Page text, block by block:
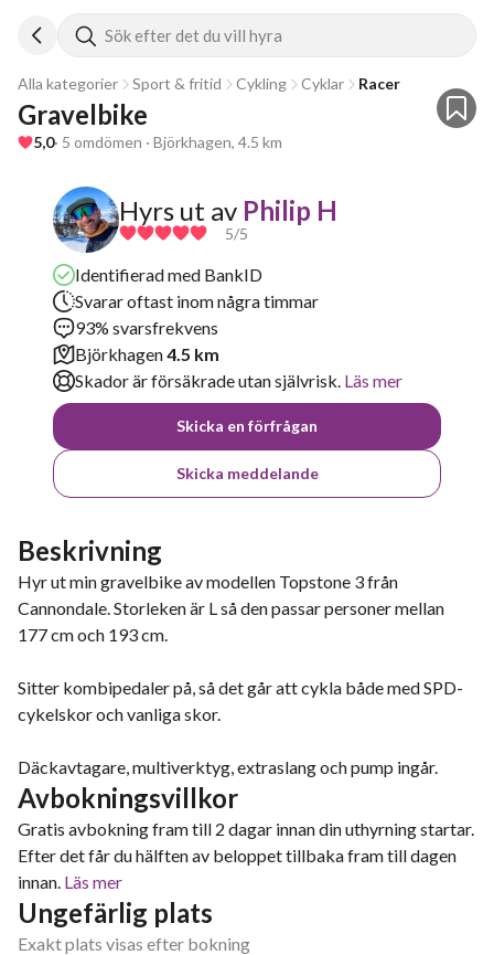
Sök efter det du vill hyra
Alla kategorier Sport & fritid Cykling Cyklar Racer
Gravelbike
5,0· 5 omdömen · Björkhagen, 4.5 km
Hyrs ut av Philip H
5/5
Identifierad med BankID
Svarar oftast inom några timmar
93% svarsfrekvens
Björkhagen4.5 km
Skador är försäkrade utan självrisk. Läs mer
Skicka en förfrågan
Skicka meddelande
Beskrivning
Hyr ut min gravelbike av modellen Topstone 3 från
Cannondale. Storleken är L så den passar personer mellan
177 cm och 193 cm.
Sitter kombipedaler på, så det går att cykla både med SPD-
cykelskor och vanliga skor.
Däckavtagare, multiverktyg, extraslang och pump ingår.
Avbokningsvillkor
Gratis avbokning fram till 2 dagar innan din uthyrning startar.
Efter det får du hälften av beloppet tillbaka fram till dagen
innan. Läs mer
Ungefärlig plats
Exakt plats visas efter bokning